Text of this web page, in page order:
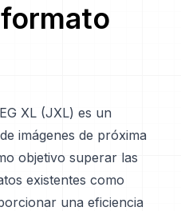
XL (JXL) es un
imágenes de próxima
objetivo superar las
existentes como
una eficiencia